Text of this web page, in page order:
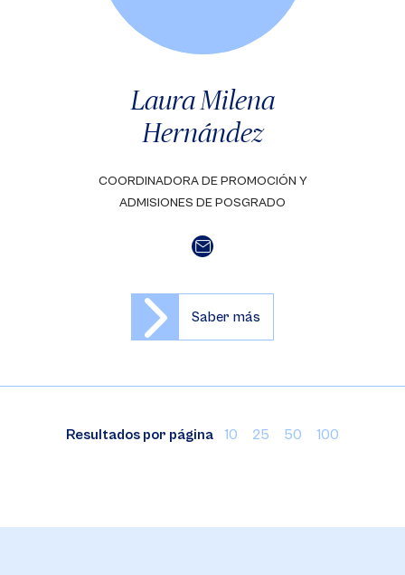
Laura Milena
Hernández
COORDINADORA DE PROMOCIÓN Y
ADMISIONES DE POSGRADO
Saber más
Resultados por página 10 25 50 100